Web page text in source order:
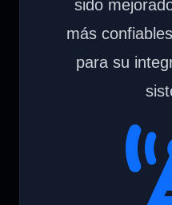
sido
más
para su